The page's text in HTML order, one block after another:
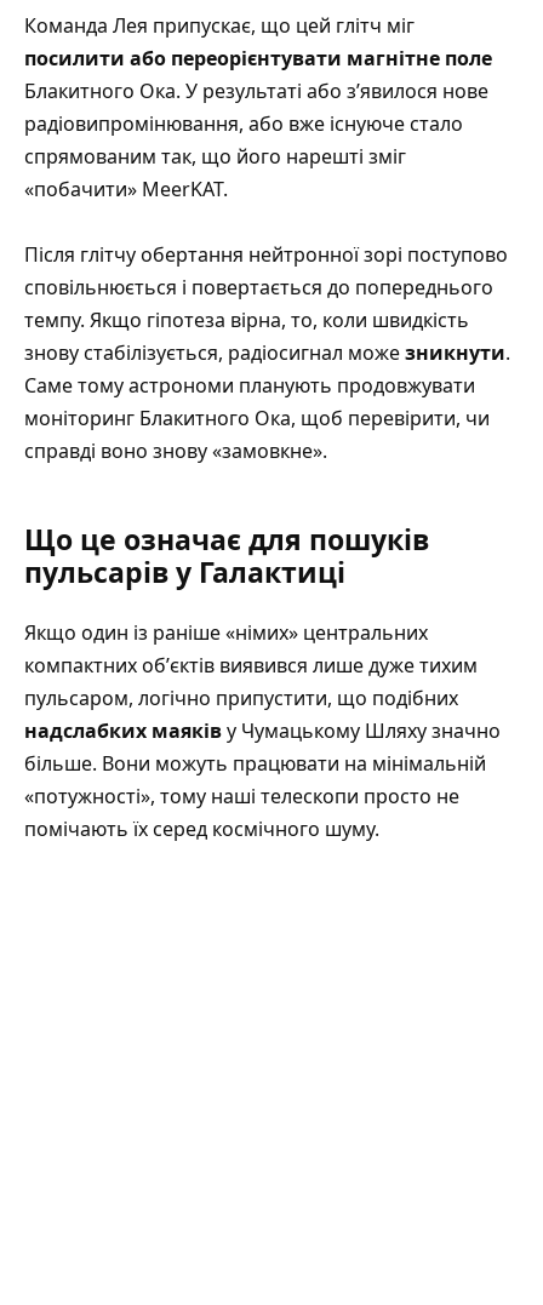
Команда Лея припускає, що цей глітч міг
посилити або переорієнтувати магнітне поле
Блакитного Ока. У результаті або зʼявилося нове
радіовипромінювання, або вже існуюче стало
спрямованим так, що його нарешті зміг
«побачити» MeerKAT.
Після глітчу обертання нейтронної зорі поступово
сповільнюється і повертається до попереднього
темпу. Якщо гіпотеза вірна, то, коли швидкість
знову стабілізується, радіосигнал можезникнути.
Саме тому астрономи планують продовжувати
моніторинг Блакитного Ока, щоб перевірити, чи
справді воно знову «замовкне».
Що це означає для пошуків
пульсарів у Галактиці
Якщо один із раніше «німих» центральних
компактних обʼєктів виявився лише дуже тихим
пульсаром, логічно припустити, що подібних
надслабких маяківу Чумацькому Шляху значно
більше. Вони можуть працювати на мінімальній
«потужності», тому наші телескопи просто не
помічають їх серед космічного шуму.